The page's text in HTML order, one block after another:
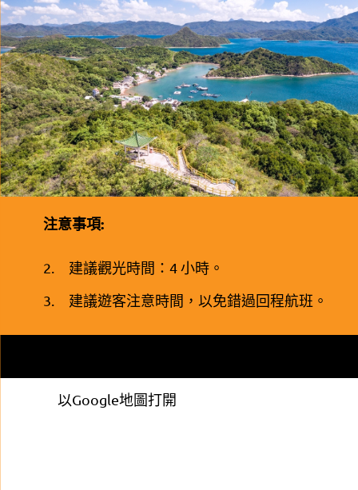
注意事項:
建議觀光時間：4 小時。
建議遊客注意時間，以免錯過回程航班。
以Google地圖打開
+